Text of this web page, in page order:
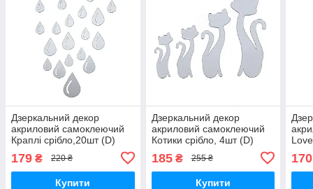
Дзеркальний декор
акриловий самоклеючий
Краплі срібло,20шт (D)
179 ₴ 220 ₴
Купити
Дзеркальний декор
акриловий самоклеючий
Котики срібло, 4шт (D)
185₴ 255 ₴
Купити
170